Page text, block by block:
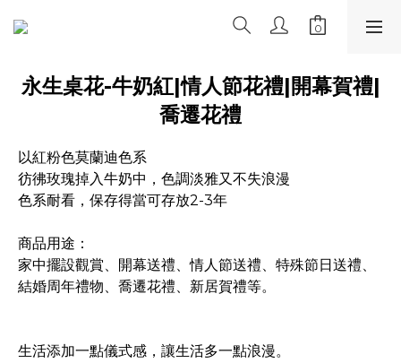
永生桌花-牛奶紅|情人節花禮|開幕賀禮|
喬遷花禮
以紅粉色莫蘭迪色系
彷彿玫瑰掉入牛奶中，色調淡雅又不失浪漫
色系耐看，保存得當可存放2-3年
商品用途：
家中擺設觀賞、開幕送禮、情人節送禮、特殊節日送禮、
結婚周年禮物、喬遷花禮、新居賀禮等。
生活添加一點儀式感，讓生活多一點浪漫。